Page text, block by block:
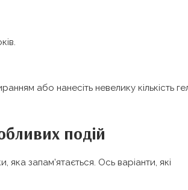
або нанесіть невелику кількість
подій
запам’ятається. Ось варіанти, які